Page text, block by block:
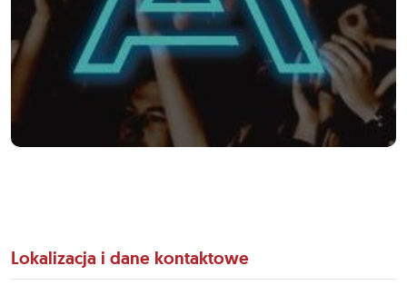
Lokalizacja i dane kontaktowe